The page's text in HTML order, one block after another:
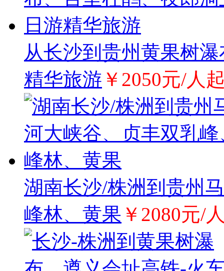
从长沙到贵州黄果树
精华旅游 ￥2050元/人
湖南长沙/株洲到贵州
峰林、黄果 ￥2080元/